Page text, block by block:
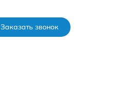
Заказать звонок